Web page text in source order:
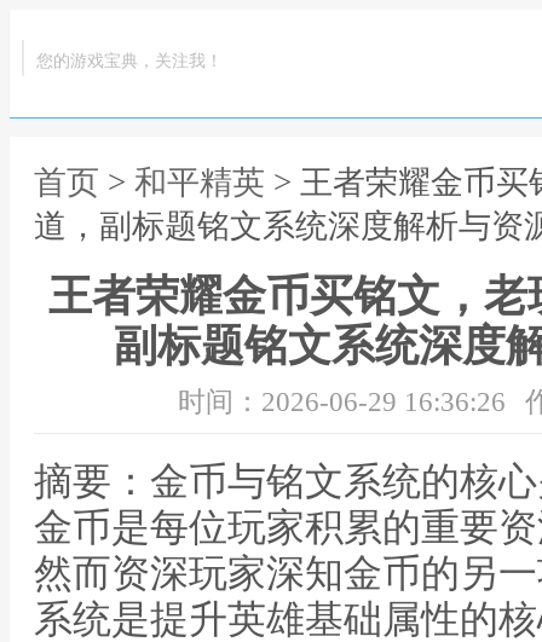
您的游戏宝典，关注我！
首页 > 和平精英 > 王者荣耀金币
道，副标题铭文系统深度解析与资
王者荣耀金币买铭文，
副标题铭文系统深度
时间：2026-06-29 16:36:26
摘要：金币与铭文系统的核
金币是每位玩家积累的重要
然而资深玩家深知金币的另
系统是提升英雄基础属性的